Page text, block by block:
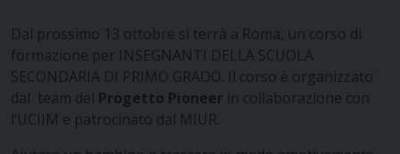
Dal prossimo 13 ottobre si terrà a Roma, un corso di
formazione per INSEGNANTI DELLA SCUOLA
SECONDARIA DI PRIMO GRADO. Il corso è organizzato
dal team del Progetto Pioneer in collaborazione con
l’UCIIM e patrocinato dal MIUR.